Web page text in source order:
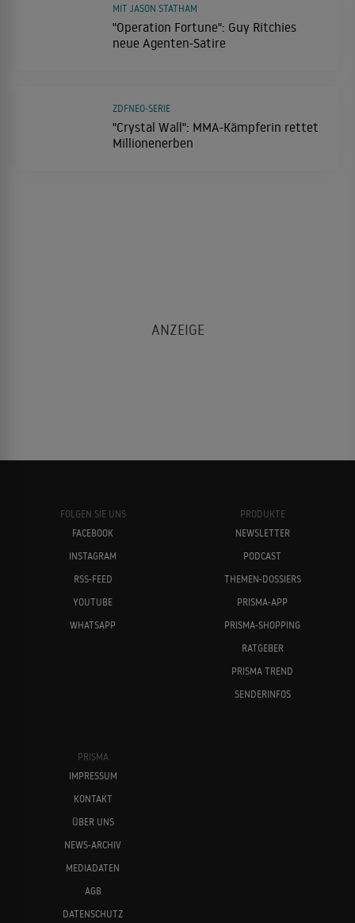
"Operation Fortune": Guy Ritchies
neue Agenten-Satire
MIT JASON STATHAM
"Crystal Wall": MMA-Kämpferin rettet
Millionenerben
ZDFNEO-SERIE
FOLGEN SIE UNS
FACEBOOK
INSTAGRAM
RSS-FEED
YOUTUBE
WHATSAPP
PRODUKTE
NEWSLETTER
PODCAST
THEMEN-DOSSIERS
PRISMA-APP
PRISMA-SHOPPING
RATGEBER
PRISMA TREND
SENDERINFOS
PRISMA
IMPRESSUM
KONTAKT
ÜBER UNS
NEWS-ARCHIV
MEDIADATEN
AGB
DATENSCHUTZ